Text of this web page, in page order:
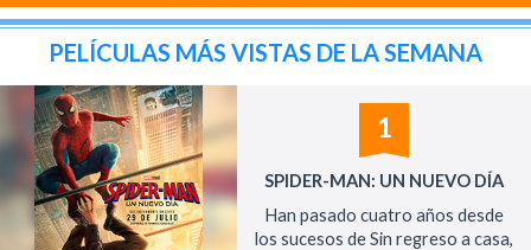
PELÍCULAS MÁS VISTAS DE LA SEMANA
1
SPIDER-MAN: UN NUEVO DÍA
Han pasado cuatro años desde
los sucesos de Sin regreso a casa,